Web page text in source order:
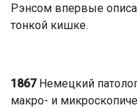
Рэнсом впервые
тонкой кишке.
1867Немецкий
макро- и